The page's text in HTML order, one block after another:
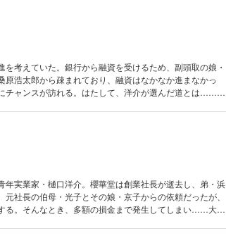
考えていた。銀行から融資を受けるため、副頭取の娘・
浩太郎から疎まれており、融資はなかなか進まなかっ
チャンスが訪れる。はたして、洋介が選んだ道とは……？
実業家・樋口洋介。櫻華堂は創業社長が逝去し、弟・浜
社長の伯母・光子とその娘・京子からの依頼だったが、
る。そんなとき、多額の損金まで発生してしまい……大造